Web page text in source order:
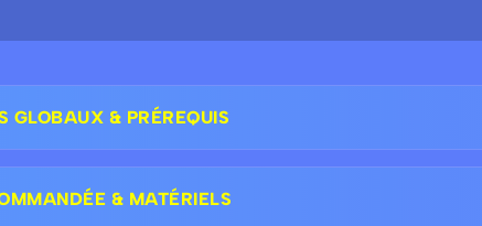
GLOBAUX & PRÉREQUIS
& MATÉRIELS